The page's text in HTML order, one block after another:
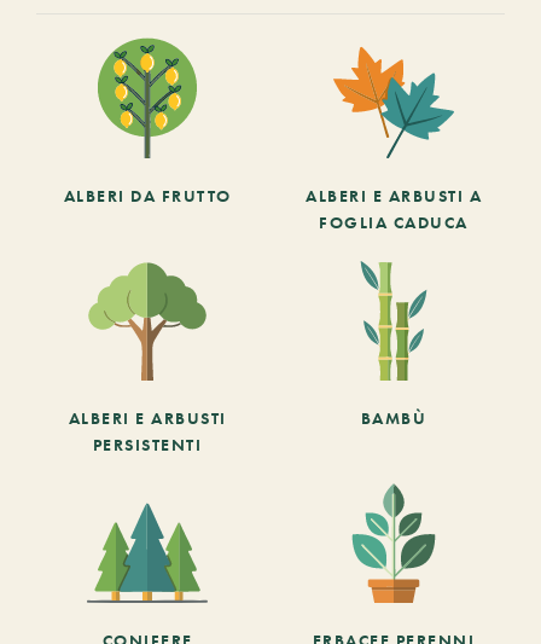
ALBERI DA FRUTTO
ALBERI E ARBUSTI A
FOGLIA CADUCA
ALBERI E ARBUSTI
PERSISTENTI
BAMBÙ